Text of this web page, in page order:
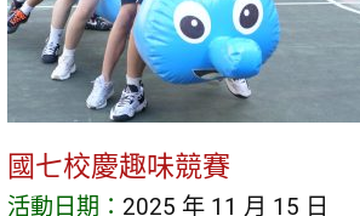
國七校慶趣味競賽
活動日期： 2025 年 11 月 15 日